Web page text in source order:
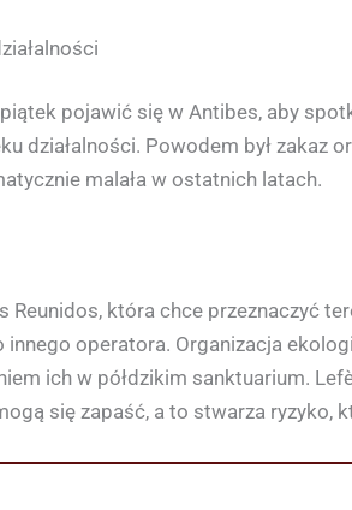
pojawić się w Antibes, aby
działalności. Powodem był zakaz
malała w ostatnich latach.
Reunidos, która chce przeznaczyć
innego operatora. Organizacja
ich w półdzikim sanktuarium.
się zapaść, a to stwarza ryzyko,